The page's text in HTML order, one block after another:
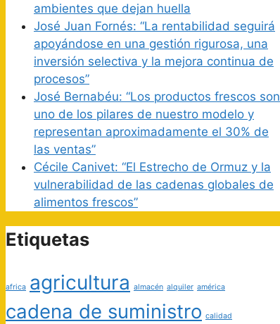
ambientes que dejan huella
José Juan Fornés: “La rentabilidad seguirá
apoyándose en una gestión rigurosa, una
inversión selectiva y la mejora continua de
procesos”
José Bernabéu: “Los productos frescos son
uno de los pilares de nuestro modelo y
representan aproximadamente el 30% de
las ventas”
Cécile Canivet: “El Estrecho de Ormuz y la
vulnerabilidad de las cadenas globales de
alimentos frescos”
Etiquetas
africa agricultura almacén alquiler américa
cadena de suministro calidad